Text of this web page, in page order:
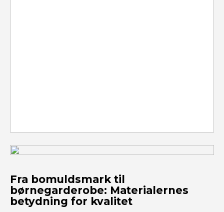
Fra bomuldsmark til
børnegarderobe: Materialernes
betydning for kvalitet